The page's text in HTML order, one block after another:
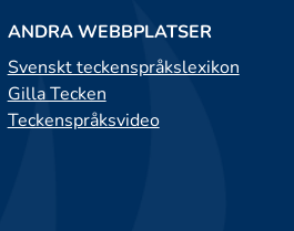
ANDRA WEBBPLATSER
Svenskt teckenspråkslexikon
Gilla Tecken
Teckenspråksvideo